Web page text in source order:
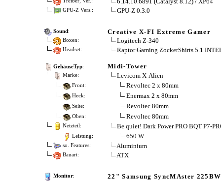
GPU-Z Vers.: GPU-Z 0.3.0
Sound: Creative X-FI Extreme Gamer
Boxen: Logitech Z-340
Headset: Raptor Gaming ZockerShirts 5.1
GehäuseTyp: Midi-Tower
Marke: Levicom X-Alien
Front: Revoltec 2 x 80mm
Heck: Enermax 2 x 80mm
Seite: Revoltec 80mm
Oben: Revoltec 80mm
Netzteil: Be quiet! Dark Power PRO BQT P7-
Leistung: 650 W
so. Features: Aluminium
Bauart: ATX
Monitor: 22" Samsung SyncMAster 225BW